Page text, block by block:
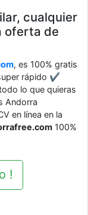
cualquier
oferta de
, es 100% gratis
rápido ✔
lo que quieras
Andorra
en línea en la
100%
!